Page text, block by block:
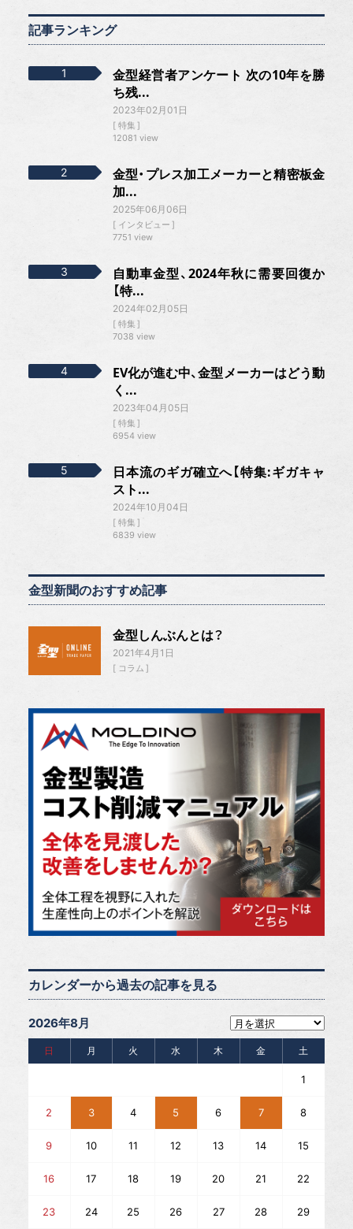
記事ランキング
金型経営者アンケート 次の10年を勝
ち残...
2023年02月01日
特集
12081 view
金型・プレス加工メーカーと精密板金
加...
2025年06月06日
インタビュー
7751 view
自動車金型、2024年秋に需要回復か
【特...
2024年02月05日
特集
7038 view
EV化が進む中、金型メーカーはどう動
く...
2023年04月05日
特集
6954 view
日本流のギガ確立へ【特集:ギガキャ
スト...
2024年10月04日
特集
6839 view
金型新聞のおすすめ記事
金型しんぶんとは？
2021年4月1日
コラム
カレンダーから過去の記事を見る
2026年8月
日 月 火 水 木 金 土
1
2 3 4 5 6 7 8
9 10 11 12 13 14 15
16 17 18 19 20 21 22
23 24 25 26 27 28 29